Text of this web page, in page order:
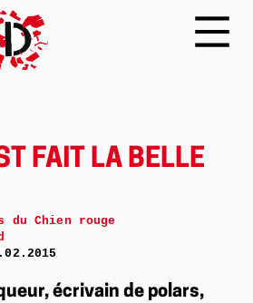
FAIT LA BELLE
écrivain de polars,
du Chien rouge